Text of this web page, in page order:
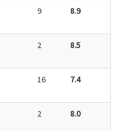
9 8.9
2 8.5
16 7.4
2 8.0